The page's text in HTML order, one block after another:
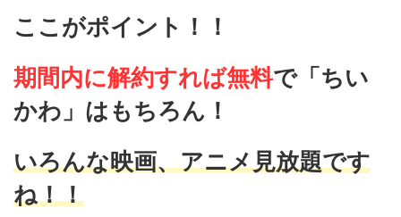
ここがポイント！！
期間内に解約すれば無料で「ちい
かわ」はもちろん！
いろんな映画、アニメ見放題です
ね！！